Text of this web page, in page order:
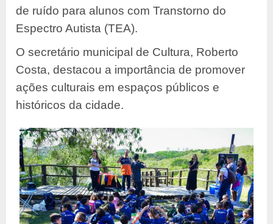
de ruído para alunos com Transtorno do
Espectro Autista (TEA).
O secretário municipal de Cultura, Roberto
Costa, destacou a importância de promover
ações culturais em espaços públicos e
históricos da cidade.